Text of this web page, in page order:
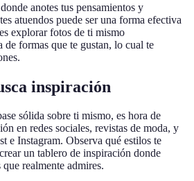
anotes tus pensamientos y
atuendos puede ser una forma efectiva
explorar fotos de ti mismo
de formas que te gustan, lo cual te
inspiración
sólida sobre ti mismo, es hora de
en redes sociales, revistas de moda, y
e Instagram. Observa qué estilos te
un tablero de inspiración donde
realmente admires.